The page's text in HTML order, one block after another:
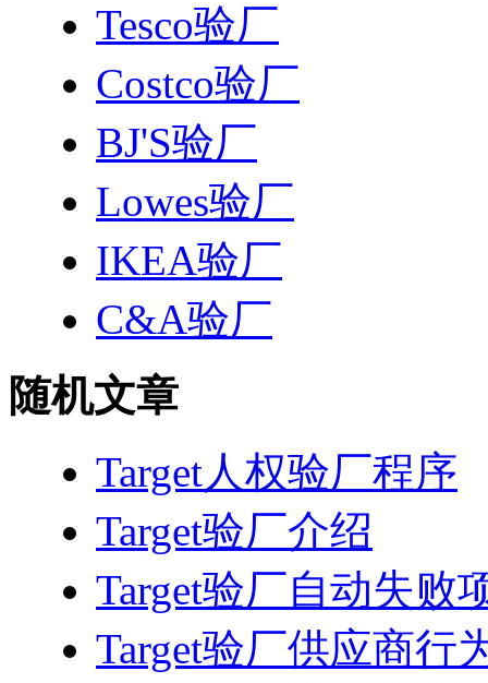
Tesco验厂
Costco验厂
BJ'S验厂
Lowes验厂
IKEA验厂
C&A验厂
随机文章
Target人权验厂程序
Target验厂介绍
Target验厂自动失败
Target验厂供应商行